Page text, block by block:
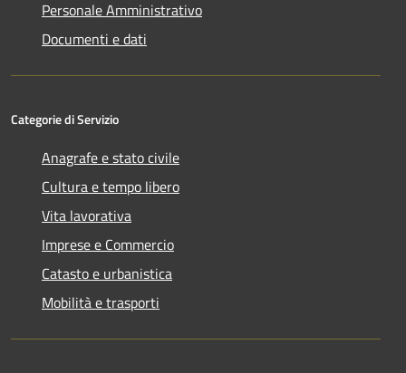
Personale Amministrativo
Documenti e dati
Categorie di Servizio
Anagrafe e stato civile
Cultura e tempo libero
Vita lavorativa
Imprese e Commercio
Catasto e urbanistica
Mobilità e trasporti